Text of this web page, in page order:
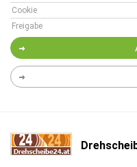
Cookie
Freigabe